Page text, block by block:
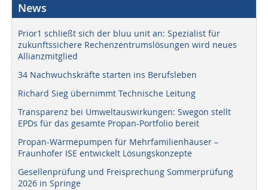
News
Prior1 schließt sich der bluu unit an: Spezialist für
zukunftssichere Rechenzentrumslösungen wird neues
Allianzmitglied
34 Nachwuchskräfte starten ins Berufsleben
Richard Sieg übernimmt Technische Leitung
Transparenz bei Umweltauswirkungen: Swegon stellt
EPDs für das gesamte Propan-Portfolio bereit
Propan-Wärmepumpen für Mehrfamilienhäuser –
Fraunhofer ISE entwickelt Lösungskonzepte
Gesellenprüfung und Freisprechung Sommerprüfung
2026 in Springe